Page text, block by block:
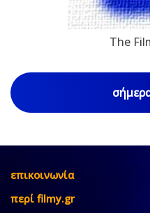
The
επικοινωνία
περί filmy.gr